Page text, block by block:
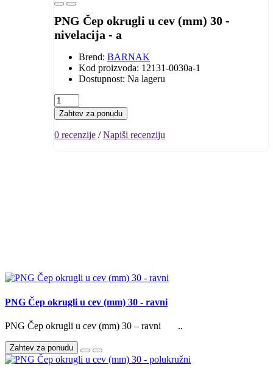
PNG Čep okrugli u cev (mm) 30 -
nivelacija - a
Brend: BARNAK
Kod proizvoda: 12131-0030a-1
Dostupnost: Na lageru
Zahtev za ponudu
0 recenzije /Napiši recenziju
PNG Čep okrugli u cev (mm) 30 - ravni
PNG Čep okrugli u cev (mm) 30 – ravni ..
Zahtev za ponudu